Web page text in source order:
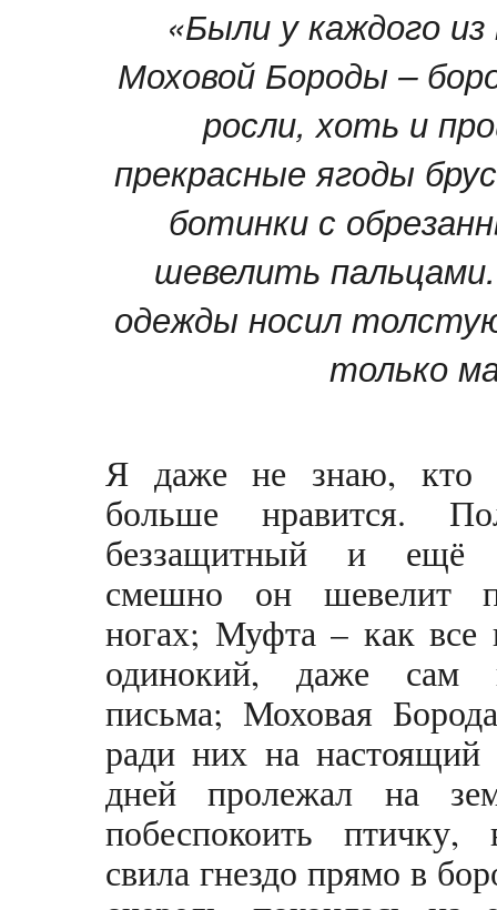
«Были у каждого
Моховой Бороды –
росли, хоть и
прекрасные ягоды
ботинки с
шевелить
одежды носил
только
Я даже не знаю, кто
больше нравится.
беззащитный и ещё
смешно он шевелит
ногах; Муфта – как все
одинокий, даже сам
письма; Моховая
ради них на
дней пролежал на
побеспокоить
свила гнездо прямо в